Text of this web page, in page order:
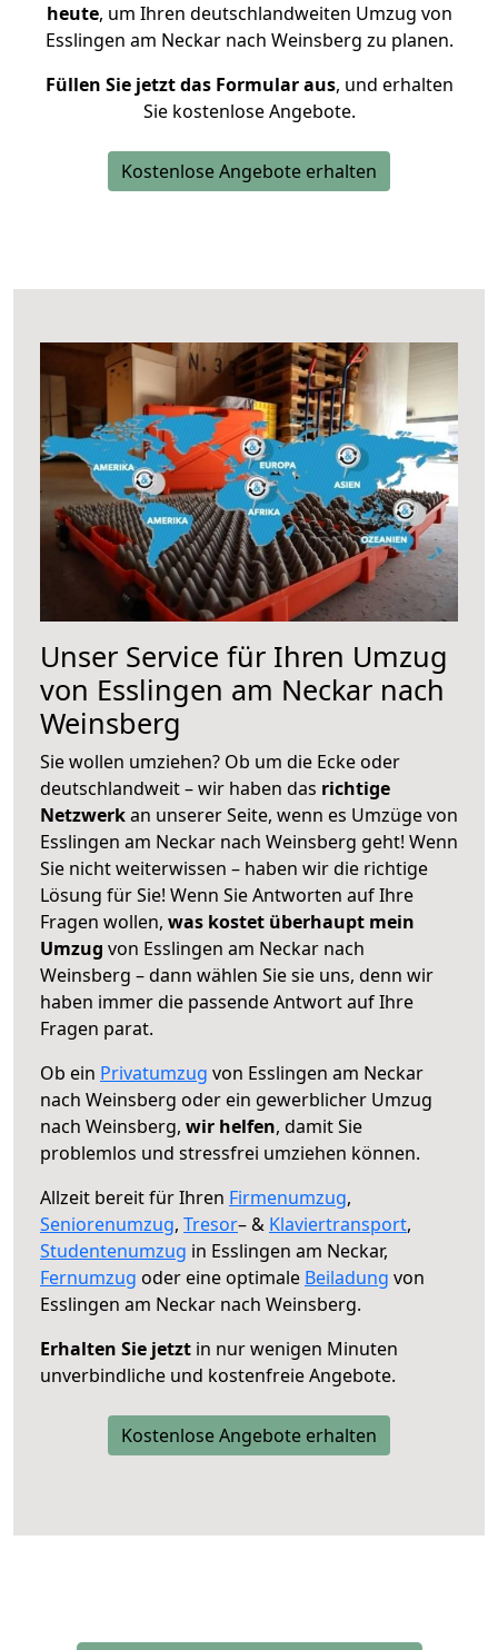
heute, um Ihren deutschlandweiten Umzug von
Esslingen am Neckar nach Weinsberg zu planen.
Füllen Sie jetzt das Formular aus, und erhalten
Sie kostenlose Angebote.
Kostenlose Angebote erhalten
Unser Service für Ihren Umzug
von Esslingen am Neckar nach
Weinsberg
Sie wollen umziehen? Ob um die Ecke oder
deutschlandweit – wir haben das richtige
Netzwerkan unserer Seite, wenn es Umzüge von
Esslingen am Neckar nach Weinsberg geht! Wenn
Sie nicht weiterwissen – haben wir die richtige
Lösung für Sie! Wenn Sie Antworten auf Ihre
Fragen wollen, was kostet überhaupt mein
Umzug von Esslingen am Neckar nach
Weinsberg – dann wählen Sie sie uns, denn wir
haben immer die passende Antwort auf Ihre
Fragen parat.
Ob ein Privatumzug von Esslingen am Neckar
nach Weinsberg oder ein gewerblicher Umzug
nach Weinsberg, wir helfen, damit Sie
problemlos und stressfrei umziehen können.
Allzeit bereit für Ihren Firmenumzug,
Seniorenumzug, Tresor– & Klaviertransport,
Studentenumzug in Esslingen am Neckar,
Fernumzug oder eine optimale Beiladung von
Esslingen am Neckar nach Weinsberg.
Erhalten Sie jetzt in nur wenigen Minuten
unverbindliche und kostenfreie Angebote.
Kostenlose Angebote erhalten